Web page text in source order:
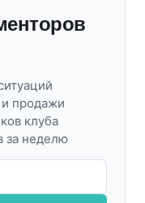
продажи
клуба
за неделю